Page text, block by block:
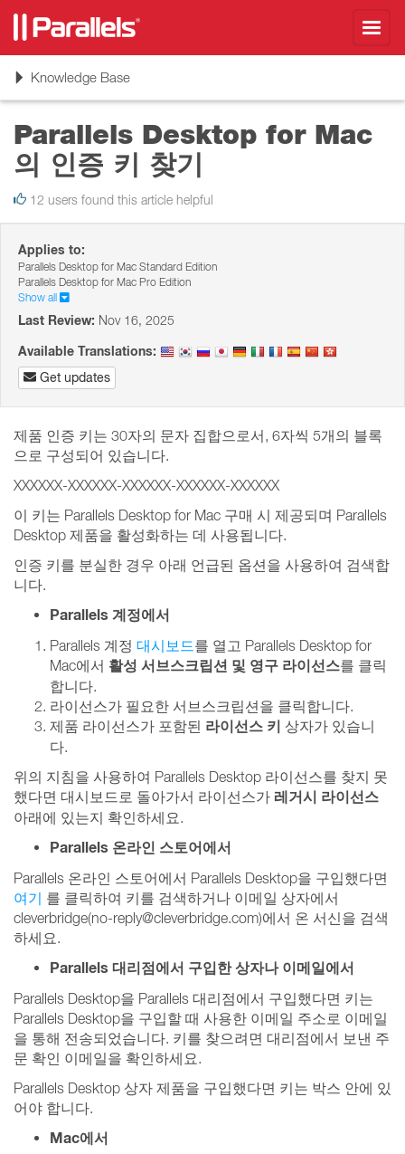
ToggleKnowledge Base
Parallels Desktop for Mac
의 인증 키 찾기
12 users found this article helpful
Applies to:
Parallels Desktop for Mac Standard Edition
Parallels Desktop for Mac Pro Edition
Show all
Last Review: Nov 16, 2025
Available Translations:
Get updates
제품 인증 키는 30자의 문자 집합으로서, 6자씩 5개의 블록
으로 구성되어 있습니다.
XXXXXX-XXXXXX-XXXXXX-XXXXXX-XXXXXX
이 키는 Parallels Desktop for Mac 구매 시 제공되며 Parallels
Desktop 제품을 활성화하는 데 사용됩니다.
인증 키를 분실한 경우 아래 언급된 옵션을 사용하여 검색합
니다.
Parallels 계정에서
Parallels 계정 대시보드를 열고 Parallels Desktop for
Mac에서 활성 서브스크립션 및 영구 라이선스를 클릭
합니다.
라이선스가 필요한 서브스크립션을 클릭합니다.
제품 라이선스가 포함된 라이선스 키 상자가 있습니
다.
위의 지침을 사용하여 Parallels Desktop 라이선스를 찾지 못
했다면 대시보드로 돌아가서 라이선스가 레거시 라이선스
아래에 있는지 확인하세요.
Parallels 온라인 스토어에서
Parallels 온라인 스토어에서 Parallels Desktop을 구입했다면
여기 를 클릭하여 키를 검색하거나 이메일 상자에서
cleverbridge(no-reply@cleverbridge.com)에서 온 서신을 검색
하세요.
Parallels 대리점에서 구입한 상자나 이메일에서
Parallels Desktop을 Parallels 대리점에서 구입했다면 키는
Parallels Desktop을 구입할 때 사용한 이메일 주소로 이메일
을 통해 전송되었습니다. 키를 찾으려면 대리점에서 보낸 주
문 확인 이메일을 확인하세요.
Parallels Desktop 상자 제품을 구입했다면 키는 박스 안에 있
어야 합니다.
Mac에서